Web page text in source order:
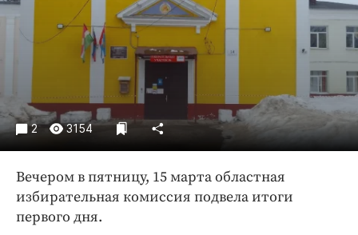
Криминал
Культура
Недвижимость и ЖКХ
Образование
Общество
Погода
Праздники
Происшествия
Спорт
Экономика и бизнес
2 3154
Вечером в пятницу, 15 марта областная
избирательная комиссия подвела итоги
первого дня.